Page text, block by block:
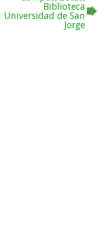
Biblioteca
Universidad de San
Jorge